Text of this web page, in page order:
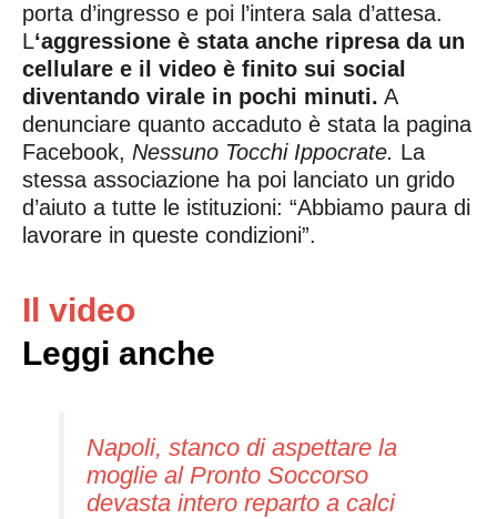
porta d’ingresso e poi l’intera sala d’attesa.
L‘aggressione è stata anche ripresa da un
cellulare e il video è finito sui social
diventando virale in pochi minuti. A
denunciare quanto accaduto è stata la pagina
Facebook, Nessuno Tocchi Ippocrate. La
stessa associazione ha poi lanciato un grido
d’aiuto a tutte le istituzioni: “Abbiamo paura di
lavorare in queste condizioni”.
Il video
Leggi anche
Napoli, stanco di aspettare la
moglie al Pronto Soccorso
devasta intero reparto a calci